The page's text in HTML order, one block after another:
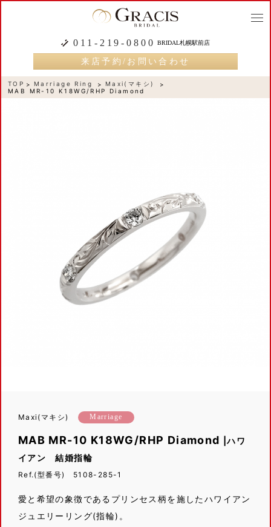
011-219-0800 BRIDAL札幌駅前店
来店予約/お問い合わせ
TOP Marriage Ring
Maxi(マキシ)
MAB MR-10 K18WG/RHP Diamond
Maxi(マキシ) Marriage
MAB MR-10 K18WG/RHP Diamond
|ハワ
イアン 結婚指輪
Ref.(型番号) 5108-285-1
愛と希望の象徴であるプリンセス柄を施したハワイアン
ジュエリーリング(指輪)。